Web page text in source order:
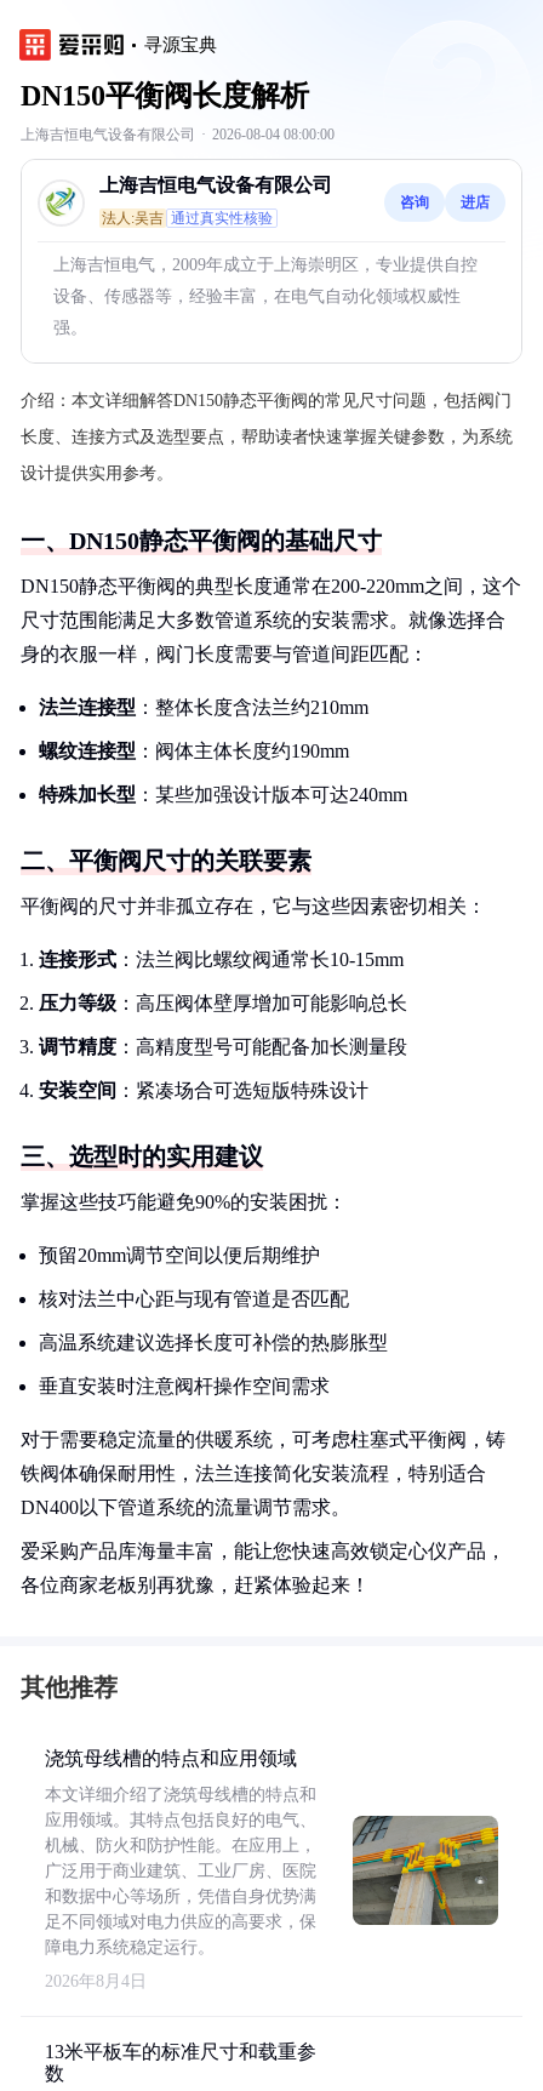
寻源宝典
DN150平衡阀长度解析
上海吉恒电气设备有限公司 · 2026-08-04 08:00:00
上海吉恒电气设备有限公司
法人:吴吉 通过真实性核验
咨询 进店
上海吉恒电气，2009年成立于上海崇明区，专业提供自控
设备、传感器等，经验丰富，在电气自动化领域权威性
强。
介绍： 本文详细解答DN150静态平衡阀的常见尺寸问题，包括阀门
长度、连接方式及选型要点，帮助读者快速掌握关键参数，为系统
设计提供实用参考。
一、DN150静态平衡阀的基础尺寸
DN150静态平衡阀的典型长度通常在200-220mm之间，这个
尺寸范围能满足大多数管道系统的安装需求。就像选择合
身的衣服一样，阀门长度需要与管道间距匹配：
法兰连接型 ：整体长度含法兰约210mm
螺纹连接型 ：阀体主体长度约190mm
特殊加长型 ：某些加强设计版本可达240mm
二、平衡阀尺寸的关联要素
平衡阀的尺寸并非孤立存在，它与这些因素密切相关：
连接形式 ：法兰阀比螺纹阀通常长10-15mm
压力等级 ：高压阀体壁厚增加可能影响总长
调节精度 ：高精度型号可能配备加长测量段
安装空间 ：紧凑场合可选短版特殊设计
三、选型时的实用建议
掌握这些技巧能避免90%的安装困扰：
预留20mm调节空间以便后期维护
核对法兰中心距与现有管道是否匹配
高温系统建议选择长度可补偿的热膨胀型
垂直安装时注意阀杆操作空间需求
对于需要稳定流量的供暖系统，可考虑柱塞式平衡阀，铸
铁阀体确保耐用性，法兰连接简化安装流程，特别适合
DN400以下管道系统的流量调节需求。
爱采购产品库海量丰富，能让您快速高效锁定心仪产品，
各位商家老板别再犹豫，赶紧体验起来！
其他推荐
浇筑母线槽的特点和应用领域
本文详细介绍了浇筑母线槽的特点和
应用领域。其特点包括良好的电气、
机械、防火和防护性能。在应用上，
广泛用于商业建筑、工业厂房、医院
和数据中心等场所，凭借自身优势满
足不同领域对电力供应的高要求，保
障电力系统稳定运行。
2026年8月4日
13米平板车的标准尺寸和载重参
数